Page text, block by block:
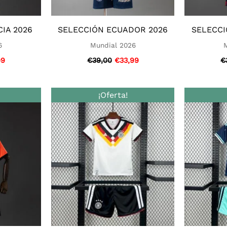
2026 SELECCIÓN ECUADOR 2026
Mundial 2026
€39,00 €33,99
€
precio
¡Oferta!
El
precio
original
era:
€39,00.
precio
actual
es:
€33,99.